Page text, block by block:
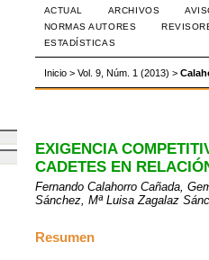
ACTUAL
ARCHIVOS
NORMAS AUTORES
ESTADÍSTICAS
Inicio> Vol. 9, Núm. 1 (2013) >
EXIGENCIA
CADETES EN
Fernando Calahorro Cañada,
Sánchez, Mª Luisa Zagalaz
Resumen